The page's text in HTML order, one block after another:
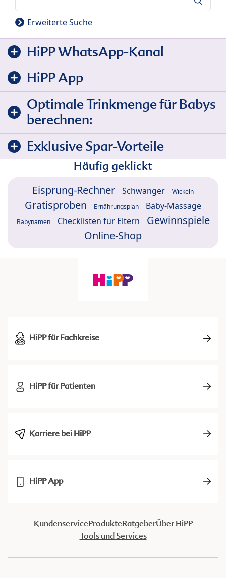
Erweiterte Suche
HiPP WhatsApp-Kanal
HiPP App
Optimale Trinkmenge für Babys
berechnen:
Exklusive Spar-Vorteile
Häufig geklickt
Eisprung-Rechner Schwanger Wickeln
Gratisproben Ernährungsplan Baby-Massage
Babynamen Checklisten für Eltern
Gewinnspiele
Online-Shop
HiPP für Fachkreise
HiPP für Patienten
Karriere bei HiPP
HiPP App
KundenserviceProdukteRatgeberÜber HiPP
Tools und Services